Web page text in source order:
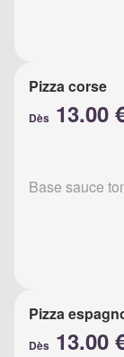
Pizza corse
Dès 13.00
Base sauce
Pizza
Dès 13.00